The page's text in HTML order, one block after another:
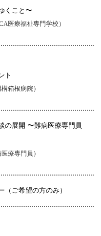
くこと〜
医療福祉専門学校）
ト
箱根病院）
の展開 〜難病医療専門員
療専門員）
（ご希望の方のみ）